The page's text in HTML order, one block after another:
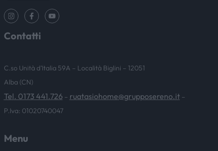
Contatti
C.so Unità d’Italia 59A – Località Biglini – 12051
Alba (CN)
Tel. 0173 441.726 – ruatasiohome@grupposereno.it –
P.Iva: 01020740047
Menu